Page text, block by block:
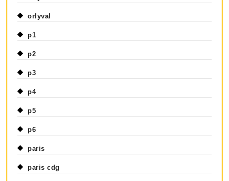
orlyval
p1
p2
p3
p4
p5
p6
paris
paris cdg